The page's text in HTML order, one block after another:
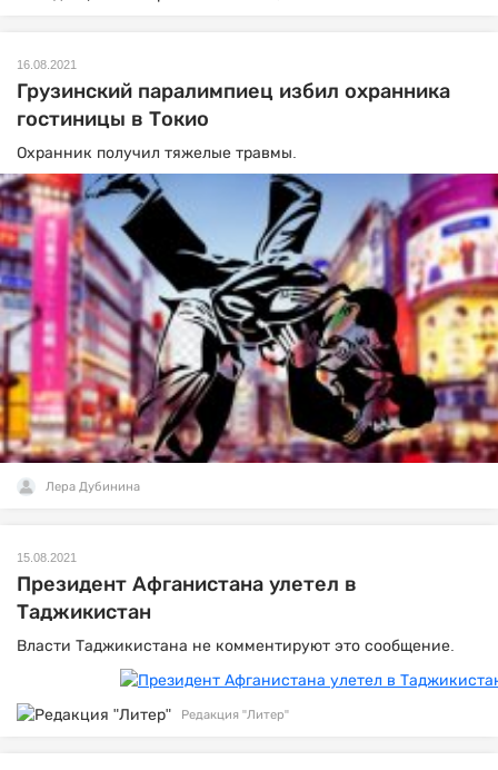
16.08.2021
Грузинский паралимпиец избил охранника
гостиницы в Токио
Охранник получил тяжелые травмы.
Лера Дубинина
15.08.2021
Президент Афганистана улетел в
Таджикистан
Власти Таджикистана не комментируют это сообщение.
Редакция "Литер"